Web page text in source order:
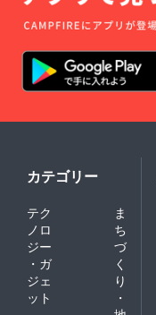
カテゴリー
テク
ノロ
ジー
・ガ
ジェ
ット
ま
ち
づ
く
り
・